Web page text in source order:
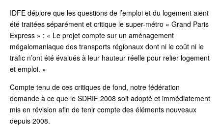
IDFE déplore que les questions de l’emploi et du logement aient
été traitées séparément et critique le super-métro « Grand Paris
Express » : « Le projet compte sur un aménagement
mégalomaniaque des transports régionaux dont ni le coût ni le
trafic n’ont été évalués à leur hauteur réelle pour relier logement
et emploi. »
Compte tenu de ces critiques de fond, notre fédération
demande à ce que le SDRIF 2008 soit adopté et immédiatement
mis en révision afin de tenir compte des éléments nouveaux
depuis 2008.